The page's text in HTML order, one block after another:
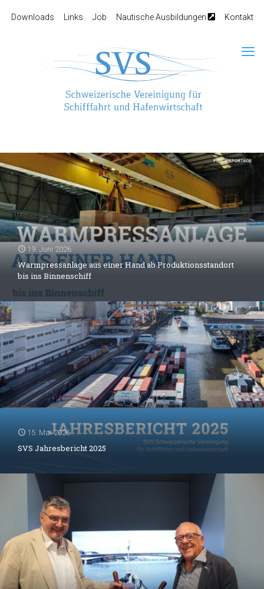
Downloads Links Job Nautische Ausbildungen Kontakt
19. Juni 2026
Warmpressanlage aus einer Hand ab Produktionsstandort
bis ins Binnenschiff
15. Mai 2026
SVS Jahresbericht 2025